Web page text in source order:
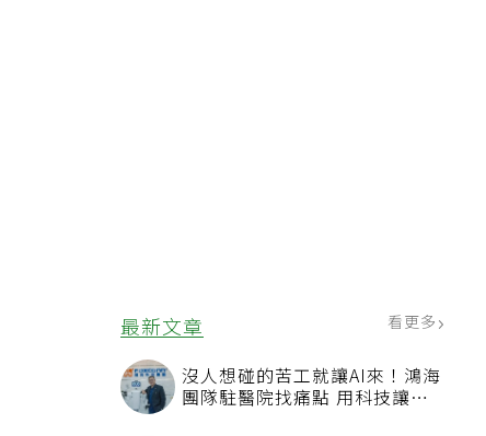
最新文章 看更多
沒人想碰的苦工就讓AI來！鴻海
團隊駐醫院找痛點 用科技讓醫